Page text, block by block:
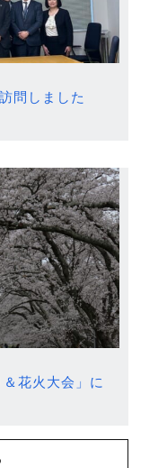
問しました
花火大会」に